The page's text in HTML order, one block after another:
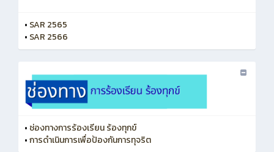
• SAR 2565
• SAR 2566
• ช่องทางการร้องเรียน ร้องทุกข์
•การดำเนินการเพื่อป้องกันการทุจริต